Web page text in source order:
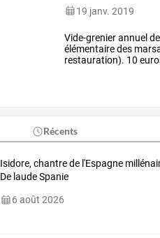
19 janv. 2019
Vide-grenier annuel
élémentaire des
restauration). 10
Récents
Isidore, chantre de l'Espagne
De laude Spanie
6 août 2026